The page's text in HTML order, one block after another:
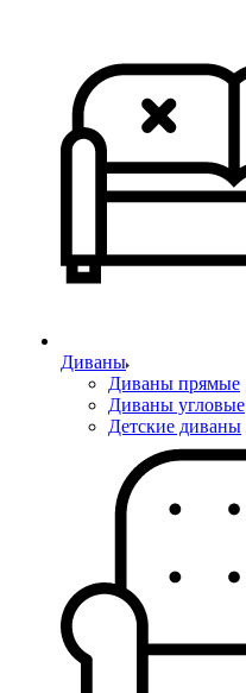
Диваны
Диваны прямые
Диваны угловые
Детские диваны